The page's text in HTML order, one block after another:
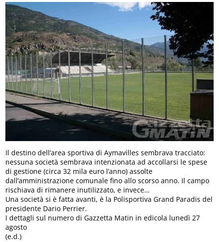
Il destino dell’area sportiva di Aymavilles sembrava tracciato:
nessuna società sembrava intenzionata ad accollarsi le spese
di gestione (circa 32 mila euro l’anno) assolte
dall’amministrazione comunale fino allo scorso anno. Il campo
rischiava di rimanere inutilizzato, e invece…
Una società si è fatta avanti, è la Polisportiva Grand Paradis del
presidente Dario Perrier.
I dettagli sul numero di Gazzetta Matin in edicola lunedì 27
agosto
(e.d.)